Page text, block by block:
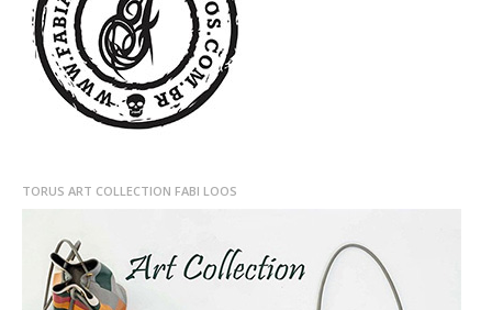
TORUS ART COLLECTION FABI LOOS